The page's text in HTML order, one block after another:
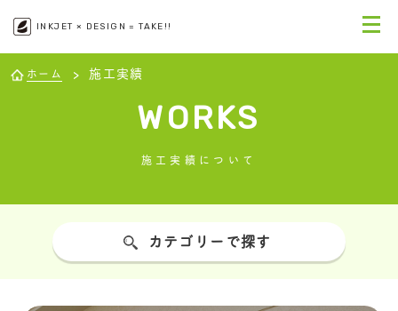
INKJET × DESIGN = TAKE!!
ホーム 施工実績
WORKS
施工実績について
カテゴリーで探す